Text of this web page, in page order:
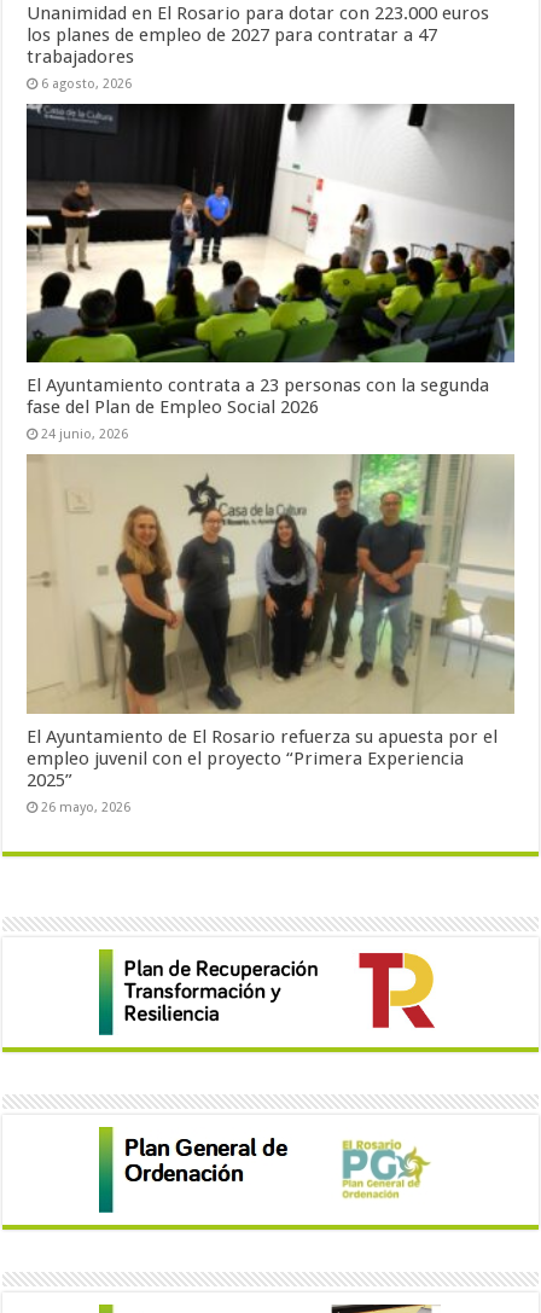
Unanimidad en El Rosario para dotar con 223.000 euros
los planes de empleo de 2027 para contratar a 47
trabajadores
6 agosto, 2026
El Ayuntamiento contrata a 23 personas con la segunda
fase del Plan de Empleo Social 2026
24 junio, 2026
El Ayuntamiento de El Rosario refuerza su apuesta por el
empleo juvenil con el proyecto “Primera Experiencia
2025”
26 mayo, 2026